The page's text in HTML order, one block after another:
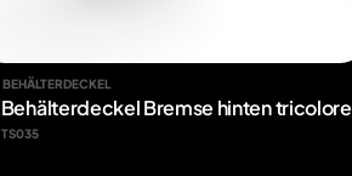
BEHÄLTERDECKEL
Behälterdeckel Bremse hinten tricolore
TS035